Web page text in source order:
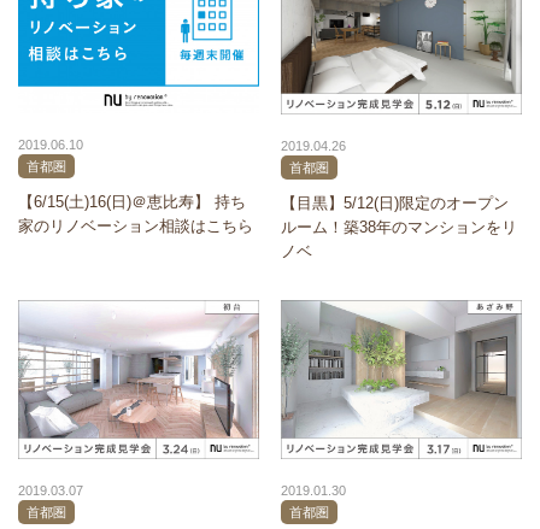
2019.06.10
首都圏
【6/15(土)16(日)＠恵比寿】 持ち
家のリノベーション相談はこちら
2019.04.26
首都圏
【目黒】5/12(日)限定のオープン
ルーム！築38年のマンションをリ
ノベ
2019.03.07
首都圏
2019.01.30
首都圏